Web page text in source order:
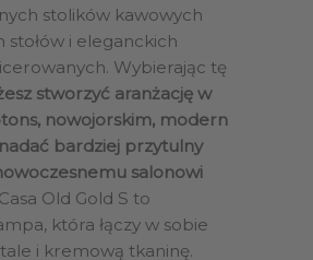
stolików kawowych
stołów i eleganckich
Wybierając tę
stworzyć aranżację w
nowojorskim, modern
bardziej przytulny
salonowi
Old Gold S to
która łączy w sobie
i kremową tkaninę.